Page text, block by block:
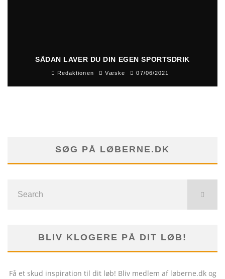
SÅDAN LAVER DU DIN EGEN SPORTSDRIK
Redaktionen Væske 07/06/2021
SØG PÅ LØBERNE.DK
BLIV KLOGERE PÅ DIT LØB!
Få et skud inspiration til dit løb! Bliv medlem af løberne.dk og